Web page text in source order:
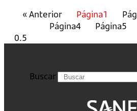
« Anterior Página1
Página4 Página5
Buscar